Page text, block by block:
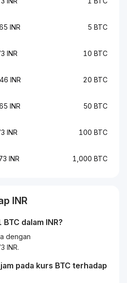
INR 5 BTC
INR 10 BTC
INR 20 BTC
INR 50 BTC
INR 100 BTC
INR 1,000 BTC
INR
BTC dalam INR?
dengan
INR.
pada kurs BTC terhadap